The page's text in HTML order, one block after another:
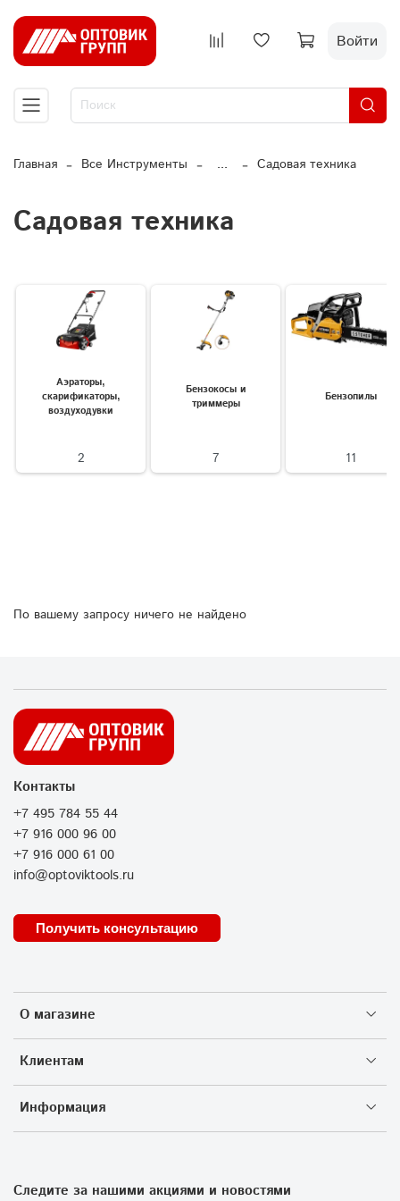
Войти
Главная Все Инструменты ... Садовая техника
Садовая техника
Аэраторы,
скарификаторы,
воздуходувки
2
Бензокосы и
триммеры
7
Бензопилы
11
По вашему запросу ничего не найдено
О магазине
Клиентам
Информация
Контакты
+7 495 784 55 44
+7 916 000 96 00
+7 916 000 61 00
info@optoviktools.ru
Получить консультацию
Следите за нашими акциями и новостями